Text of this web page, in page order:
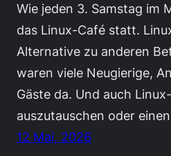
Wie jeden 3. Samstag im
das Linux-Café statt.
Alternative zu anderen
waren viele Neugierige,
Gäste da. Und auch
auszutauschen oder
12 Mai, 2026